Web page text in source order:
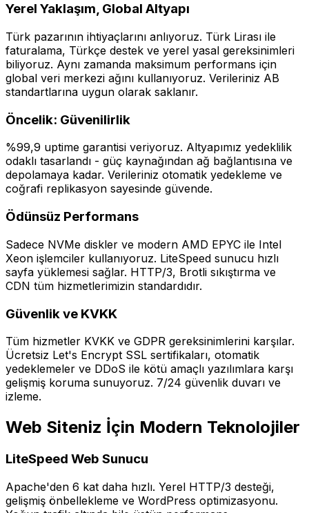
Yerel Yaklaşım, Global Altyapı
Türk pazarının ihtiyaçlarını anlıyoruz. Türk Lirası ile
faturalama, Türkçe destek ve yerel yasal gereksinimleri
biliyoruz. Aynı zamanda maksimum performans için
global veri merkezi ağını kullanıyoruz. Verileriniz AB
standartlarına uygun olarak saklanır.
Öncelik: Güvenilirlik
%99,9 uptime garantisi veriyoruz. Altyapımız yedeklilik
odaklı tasarlandı - güç kaynağından ağ bağlantısına ve
depolamaya kadar. Verileriniz otomatik yedekleme ve
coğrafi replikasyon sayesinde güvende.
Ödünsüz Performans
Sadece NVMe diskler ve modern AMD EPYC ile Intel
Xeon işlemciler kullanıyoruz. LiteSpeed sunucu hızlı
sayfa yüklemesi sağlar. HTTP/3, Brotli sıkıştırma ve
CDN tüm hizmetlerimizin standardıdır.
Güvenlik ve KVKK
Tüm hizmetler KVKK ve GDPR gereksinimlerini karşılar.
Ücretsiz Let's Encrypt SSL sertifikaları, otomatik
yedeklemeler ve DDoS ile kötü amaçlı yazılımlara karşı
gelişmiş koruma sunuyoruz. 7/24 güvenlik duvarı ve
izleme.
Web Siteniz İçin Modern Teknolojiler
LiteSpeed Web Sunucu
Apache'den 6 kat daha hızlı. Yerel HTTP/3 desteği,
gelişmiş önbellekleme ve WordPress optimizasyonu.